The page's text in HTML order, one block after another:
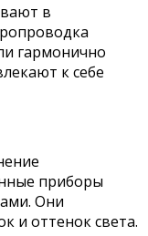
в
гармонично
к себе
приборы
Они
и оттенок света.